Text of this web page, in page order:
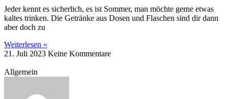
Jeder kennt es sicherlich, es ist Sommer, man möchte gerne etwas
kaltes trinken. Die Getränke aus Dosen und Flaschen sind dir dann
aber doch zu
Weiterlesen »
21. Juli 2023 Keine Kommentare
Allgemein